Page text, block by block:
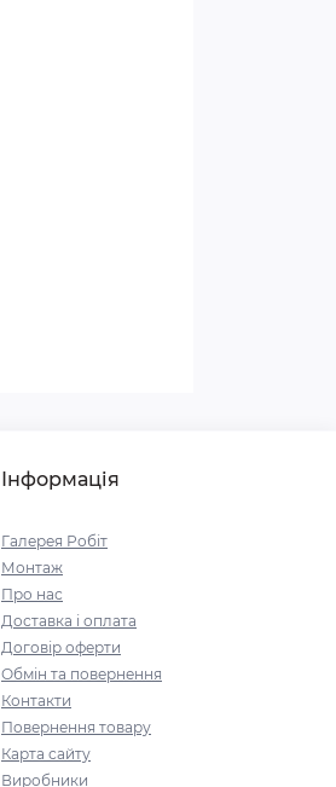
Інформація
Галерея Робіт
Монтаж
Про нас
Доставка і оплата
Договір оферти
Обмін та повернення
Контакти
Повернення товару
Карта сайту
Виробники